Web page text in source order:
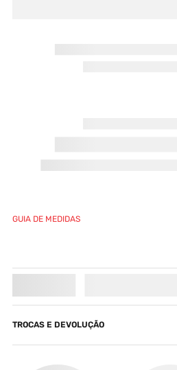
GUIA DE MEDIDAS
TROCAS E DEVOLUÇÃO